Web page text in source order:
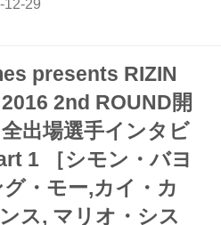
強烈なローをヒットさせてい
からボディへのパンチを放つ
は腕十字に。腕が伸び、極まっ
これは逃れる那須川。そこか
ち直るとバックからのパウン
勝ちを収めた。 マイクを取っ
、「こんばんは！ちょっと今こ
presents RIZIN
2nd ROUND開
出場選手インタビ
1 ［シモン・バヨ
・モー,カイ・カ
ス, マリオ・シス